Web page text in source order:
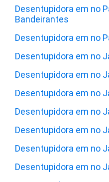
Desentupidora em no
Bandeirantes
Desentupidora em no
Desentupidora em no
Desentupidora em no
Desentupidora em no
Desentupidora em no
Desentupidora em no
Desentupidora em no
Desentupidora em no